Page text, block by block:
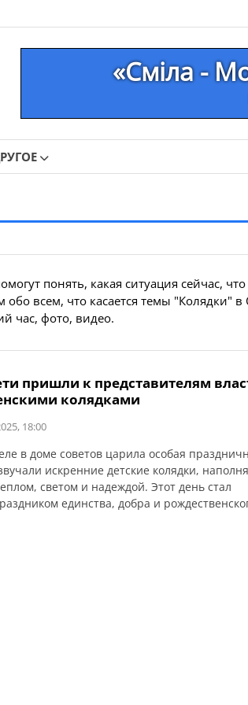
«Сміла -
понять, какая ситуация сейчас, что
всем, что касается темы "Колядки" в
час, фото, видео.
пришли к представителям
колядками
18:00
в доме советов царила особая
искренние детские колядки,
светом и надеждой. Этот день стал
единства, добра и